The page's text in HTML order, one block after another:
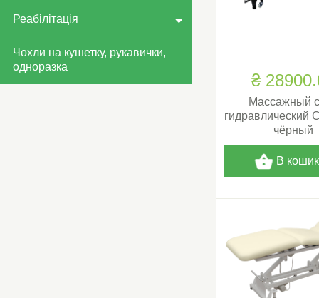
Реабілітація
Чохли на кушетку, рукавички,
одноразка
₴
Массажный
гидравлический
чёрный
В кошик